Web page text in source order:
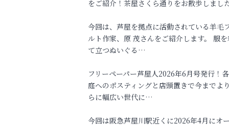
をご紹介！茶屋さくら通りをお散歩しまし
今回は、芦屋を拠点に活動されている羊毛
ルト作家、原 茂さんをご紹介します。 服を
て立つぬいぐる…
フリーペーパー芦屋人2026年6月号発行！
庭へのポスティングと店頭置きで今までよ
らに幅広い世代に…
今回は阪急芦屋川駅近くに2026年4月にオ